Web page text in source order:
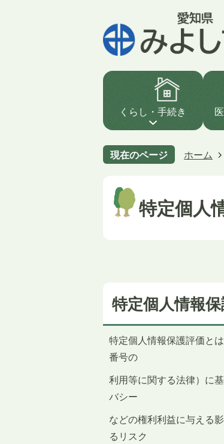
くらし・手続き
現在のページ ホーム
特定個人
特定個人情報
特定個人情報保護評価と
番号の
利用等に関する法律）に
バシー
などの権利利益に与える
るリスク